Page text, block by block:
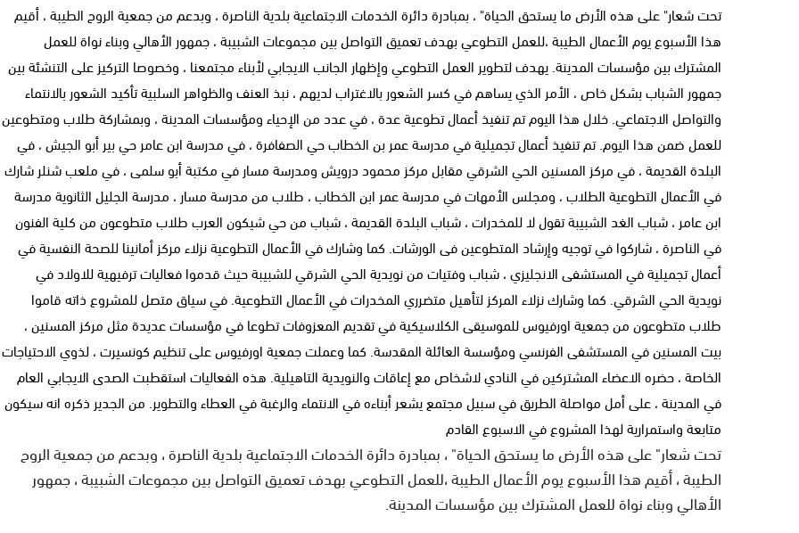
تحت شعار" على هذه الأرض ما يستحق الحياة" ، بمبادرة دائرة الخدمات الاجتماعية بلدية الناصرة ، وبدعم من جمعية الروح الطيبة ، أقيم
هذا الأسبوع يوم الأعمال الطيبة ،للعمل التطوعي بهدف تعميق التواصل بين مجموعات الشبيبة ، جمهور الأهالي وبناء نواة للعمل
المشترك بين مؤسسات المدينة. يهدف لتطوير العمل التطوعي وإظهار الجانب الايجابي لأبناء مجتمعنا ، وخصوصا التركيز على التنشئة بين
جمهور الشباب بشكل خاص ، الأمر الذي يساهم في كسر الشعور بالاغتراب لديهم ، نبذ العنف والظواهر السلبية تأكيد الشعور بالانتماء
والتواصل الاجتماعي. خلال هذا اليوم تم تنفيذ أعمال تطوعية عدة ، في عدد من الإحياء ومؤسسات المدينة ، وبمشاركة طلاب ومتطوعين
للعمل ضمن هذا اليوم. تم تنفيذ أعمال تجميلية في مدرسة عمر بن الخطاب حي الصفافرة ، في مدرسة ابن عامر حي بير أبو الجيش ، في
البلدة القديمة ، في مركز المسنين الحي الشرقي مقابل مركز محمود درويش ومدرسة مسار في مكتبة أبو سلمى ، في ملعب شنلر شارك
في الأعمال التطوعية الطلاب ، ومجلس الأمهات في مدرسة عمر ابن الخطاب ، طلاب من مدرسة مسار ، مدرسة الجليل الثانوية مدرسة
ابن عامر ، شباب الغد الشبيبة تقول لا للمخدرات ، شباب البلدة القديمة ، شباب من حي شيكون العرب طلاب متطوعون من كلية الفنون
في الناصرة ، شاركوا في توجيه وإرشاد المتطوعين فى الورشات. كما وشارك في الأعمال التطوعية نزلاء مركز أمانينا للصحة النفسية في
أعمال تجميلية في المستشفى الانجليزي ، شباب وفتيات من نويدية الحي الشرقي للشبيبة حيث قدموا فعاليات ترفيهية للاولاد في
نويدية الحي الشرقي. كما وشارك نزلاء المركز لتأهيل متضرري المخدرات في الأعمال التطوعية. في سياق متصل للمشروع ذاته قاموا
طلاب متطوعون من جمعية اورفيوس للموسيقى الكلاسيكية في تقديم المعزوفات تطوعا في مؤسسات عديدة مثل مركز المسنين ،
بيت المسنين في المستشفى الفرنسي ومؤسسة العائلة المقدسة. كما وعملت جمعية اورفيوس على تنظيم كونسيرت ، لذوي الاحتياجات
الخاصة ، حضره الاعضاء المشتركين في النادي لاشخاص مع إعاقات والنويدية التاهيلية. هذه الفعاليات استقطبت الصدى الايجابي العام
في المدينة ، على أمل مواصلة الطريق في سبيل مجتمع يشعر أبناءه في الانتماء والرغبة في العطاء والتطوير. من الجدير ذكره انه سيكون
متابعة واستمرارية لهذا المشروع في الاسبوع القادم
تحت شعار" على هذه الأرض ما يستحق الحياة" ، بمبادرة دائرة الخدمات الاجتماعية بلدية الناصرة ، وبدعم من جمعية الروح
الطيبة ، أقيم هذا الأسبوع يوم الأعمال الطيبة ،للعمل التطوعي بهدف تعميق التواصل بين مجموعات الشبيبة ، جمهور
الأهالي وبناء نواة للعمل المشترك بين مؤسسات المدينة.